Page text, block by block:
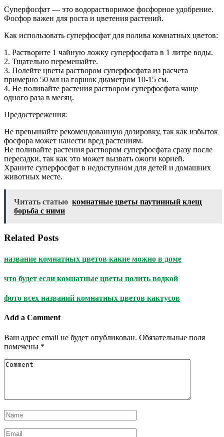
Суперфосфат — это водорастворимое фосфорное удобрение.
Фосфор важен для роста и цветения растений.
Как использовать суперфосфат для полива комнатных цветов:
1. Растворите 1 чайную ложку суперфосфата в 1 литре воды.
2. Тщательно перемешайте.
3. Полейте цветы раствором суперфосфата из расчета
примерно 50 мл на горшок диаметром 10-15 см.
4. Не поливайте растения раствором суперфосфата чаще
одного раза в месяц.
Предостережения:
Не превышайте рекомендованную дозировку, так как избыток
фосфора может нанести вред растениям.
Не поливайте растения раствором суперфосфата сразу после
пересадки, так как это может вызвать ожоги корней.
Храните суперфосфат в недоступном для детей и домашних
животных месте.
Читать статью комнатные цветы паутинный клещ
борьба с ними
Related Posts
название комнатных цветов какие можно в доме
что будет если комнатные цветы полить водкой
фото всех названий комнатных цветов кактусов
Add a Comment
Ваш адрес email не будет опубликован. Обязательные поля
помечены *